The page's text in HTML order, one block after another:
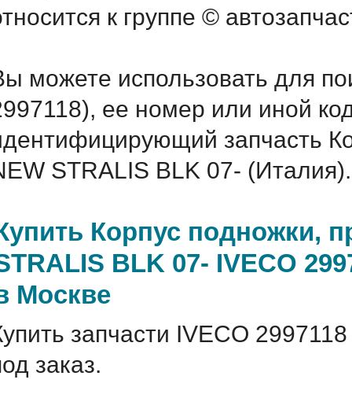
к группе ©
можете использовать для
ее номер или иной
запчасть
STRALIS BLK 07- (Италия).
Корпус подножки,
BLK 07- IVECO
Москве
запчасти IVECO
заказ.